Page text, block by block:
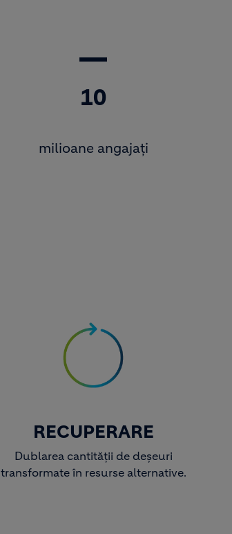
10
milioane angajați
RECUPERARE
Dublarea cantității de deșeuri
transformate în resurse alternative.